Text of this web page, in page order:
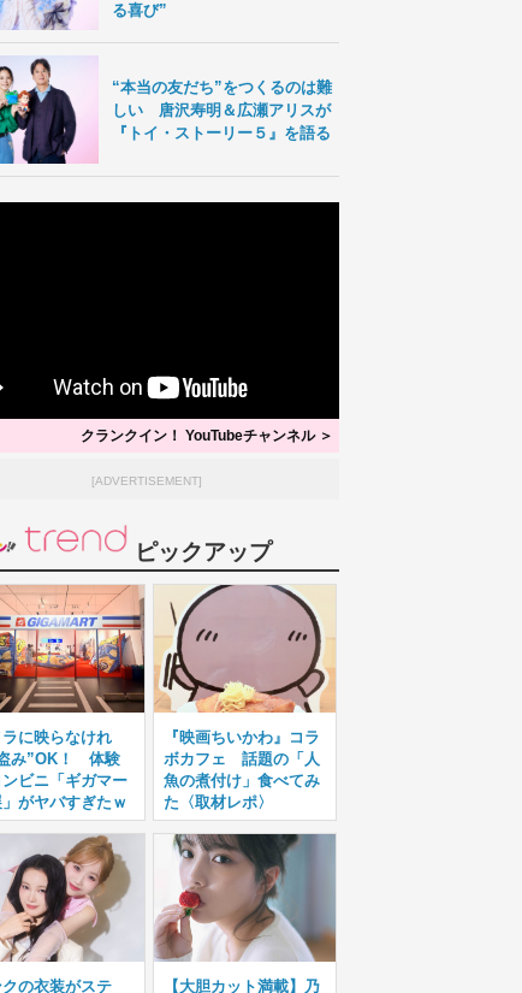
る喜び”
“本当の友だち”をつくるのは難
しい 唐沢寿明＆広瀬アリスが
『トイ・ストーリー５』を語る
クランクイン！ YouTubeチャンネル ＞
[ADVERTISEMENT]
ピックアップ
ラに映らなけれ
み”OK！ 体験
ビニ「ギガマー
」がヤバすぎたｗ
『映画ちいかわ』コラ
ボカフェ 話題の「人
魚の煮付け」食べてみ
た〈取材レポ〉
クの衣装がステ 【大胆カット満載】乃